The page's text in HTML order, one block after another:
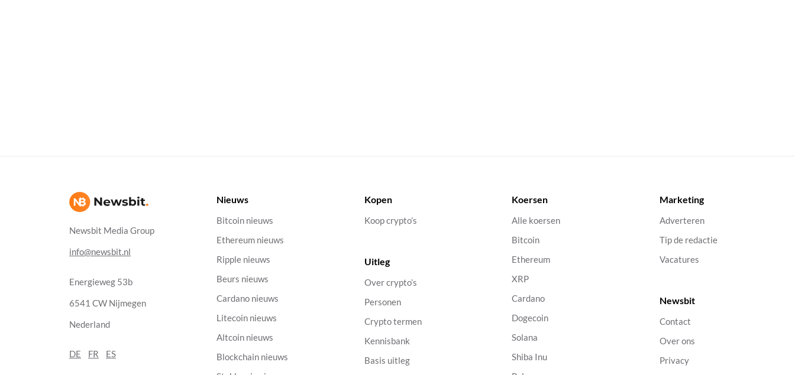
Newsbit Media Group
info@newsbit.nl
Energieweg 53b
6541 CW Nijmegen
Nederland
DE FR ES
Nieuws
Bitcoin nieuws
Ethereum nieuws
Ripple nieuws
Beurs nieuws
Cardano nieuws
Litecoin nieuws
Altcoin nieuws
Blockchain nieuws
Kopen
Koop crypto’s
Uitleg
Over crypto’s
Personen
Crypto termen
Kennisbank
Basis uitleg
Koersen
Alle koersen
Bitcoin
Ethereum
XRP
Cardano
Dogecoin
Solana
Shiba Inu
Marketing
Adverteren
Tip de redactie
Vacatures
Newsbit
Contact
Over ons
Privacy